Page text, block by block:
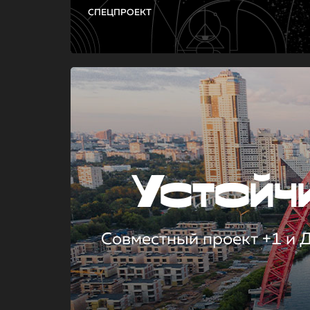
СПЕЦПРОЕКТ
Совместный проект +1 и